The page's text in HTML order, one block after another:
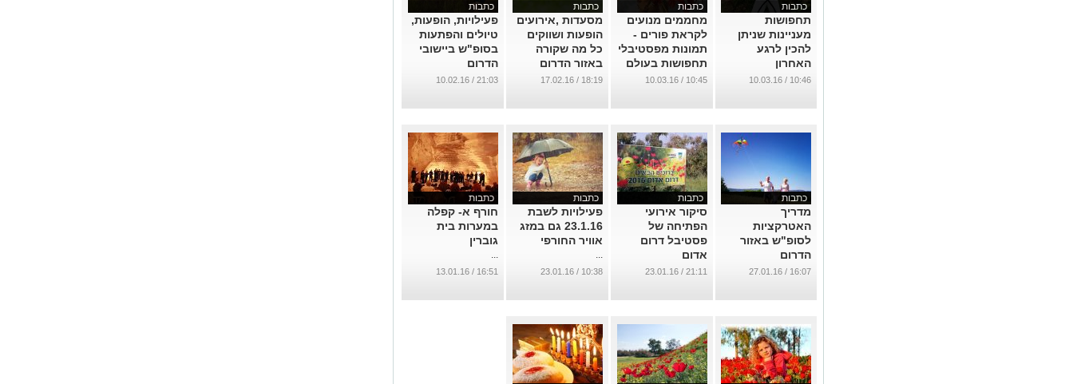
כתבות
תחפושות
מעניינות שניתן
להכין לרגע
האחרון
...
10:46 / 10.03.16
כתבות
מחממים מנועים
לקראת פורים -
תמונות מפסטיבלי
תחפושות בעולם
...
10:45 / 10.03.16
כתבות
מסעדות ,אירועים
הופעות ושווקים
כל מה שקורה
באזור הדרום
...
18:19 / 17.02.16
כתבות
פעילויות, הופעות,
טיולים והפתעות
בסופ"ש ביישובי
הדרום
...
21:03 / 10.02.16
כתבות
מדריך
האטרקציות
לסופ"ש באזור
הדרום
...
16:07 / 27.01.16
כתבות
סיקור אירועי
הפתיחה של
פסטיבל דרום
אדום
...
21:11 / 23.01.16
כתבות
פעילויות לשבת
23.1.16 גם במזג
אוויר החורפי
...
10:38 / 23.01.16
כתבות
חורף א- קפלה
במערות בית
גוברין
...
16:51 / 13.01.16